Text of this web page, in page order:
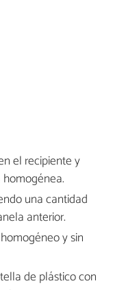
el recipiente y
una cantidad
anterior.
y sin
de plástico con